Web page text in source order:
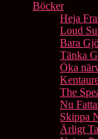
Böcker
Heja
Loud
Bara
Tänka
Öka
The
Nu
Skippa
Ärligt